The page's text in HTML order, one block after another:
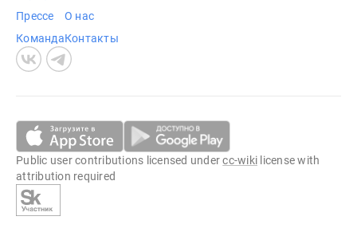
Прессе
Команда
О нас
Контакты
Public user contributions licensed undercc-wiki license with
attribution required